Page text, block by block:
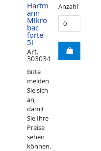
Hartm
ann
Mikro
bac
forte
5l
Art.
303034
Bitte
melden
Sie sich
an,
damit
Sie Ihre
Preise
sehen
können.
Anzahl